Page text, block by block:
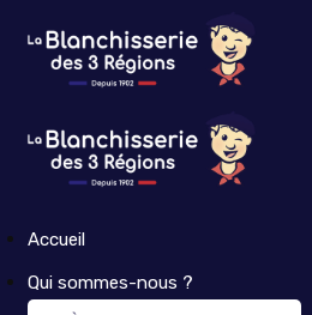
Accueil
Qui sommes-nous ?